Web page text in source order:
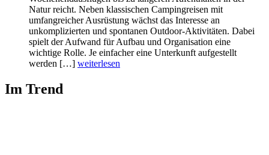
Natur reicht. Neben klassischen Campingreisen mit
umfangreicher Ausrüstung wächst das Interesse an
unkomplizierten und spontanen Outdoor-Aktivitäten. Dabei
spielt der Aufwand für Aufbau und Organisation eine
wichtige Rolle. Je einfacher eine Unterkunft aufgestellt
werden […] weiterlesen
Im Trend